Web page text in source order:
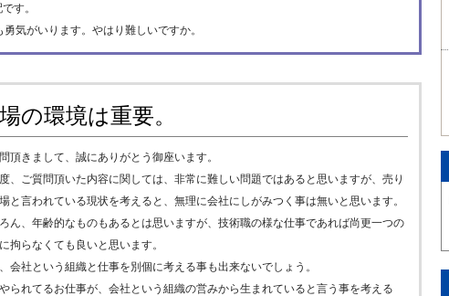
す。
気がいります。やはり難しいですか。
の環境は重要。
頂きまして、誠にありがとう御座います。
、ご質問頂いた内容に関しては、非常に難しい問題ではあると思いますが、売り
と言われている現状を考えると、無理に会社にしがみつく事は無いと思います。
ん、年齢的なものもあるとは思いますが、技術職の様な仕事であれば尚更一つの
拘らなくても良いと思います。
会社という組織と仕事を別個に考える事も出来ないでしょう。
られてるお仕事が、会社という組織の営みから生まれていると言う事を考える